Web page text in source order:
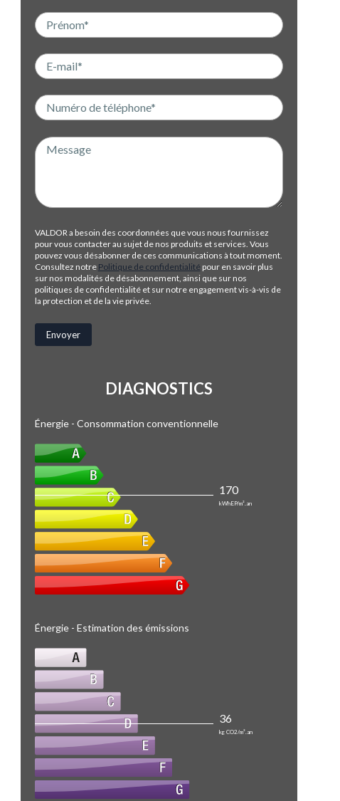
VALDOR a besoin des coordonnées que vous nous fournissez
pour vous contacter au sujet de nos produits et services. Vous
pouvez vous désabonner de ces communications à tout moment.
Consultez notre Politique de confidentialité pour en savoir plus
sur nos modalités de désabonnement, ainsi que sur nos
politiques de confidentialité et sur notre engagement vis-à-vis de
la protection et de la vie privée.
DIAGNOSTICS
Énergie - Consommation conventionnelle
170
kWhEP/m².an
Énergie - Estimation des émissions
36
kg CO2/m².an